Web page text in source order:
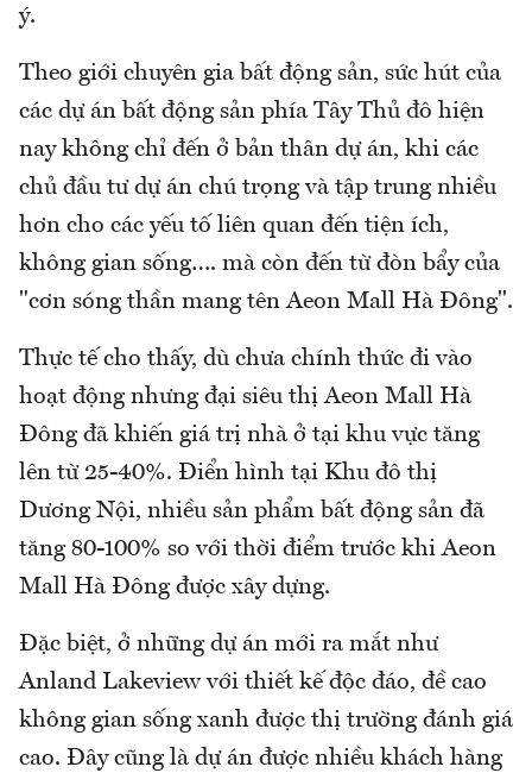
ý.
Theo giới chuyên gia bất động sản, sức hút của
các dự án bất động sản phía Tây Thủ đô hiện
nay không chỉ đến ở bản thân dự án, khi các
chủ đầu tư dự án chú trọng và tập trung nhiều
hơn cho các yếu tố liên quan đến tiện ích,
không gian sống…. mà còn đến từ đòn bẩy của
"cơn sóng thần mang tên Aeon Mall Hà Đông".
Thực tế cho thấy, dù chưa chính thức đi vào
hoạt động nhưng đại siêu thị Aeon Mall Hà
Đông đã khiến giá trị nhà ở tại khu vực tăng
lên từ 25-40%. Điển hình tại Khu đô thị
Dương Nội, nhiều sản phẩm bất động sản đã
tăng 80-100% so với thời điểm trước khi Aeon
Mall Hà Đông được xây dựng.
Đặc biệt, ở những dự án mới ra mắt như
Anland Lakeview với thiết kế độc đáo, đề cao
không gian sống xanh được thị trường đánh giá
cao. Đây cũng là dự án được nhiều khách hàng